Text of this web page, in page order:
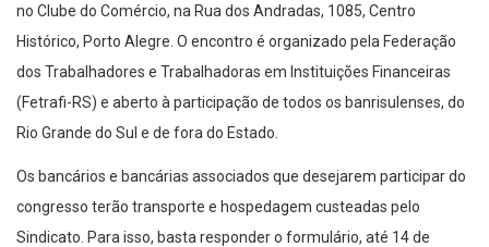
no Clube do Comércio, na Rua dos Andradas, 1085, Centro
Histórico, Porto Alegre. O encontro é organizado pela Federação
dos Trabalhadores e Trabalhadoras em Instituições Financeiras
(Fetrafi-RS) e aberto à participação de todos os banrisulenses, do
Rio Grande do Sul e de fora do Estado.
Os bancários e bancárias associados que desejarem participar do
congresso terão transporte e hospedagem custeadas pelo
Sindicato. Para isso, basta responder o formulário, até 14 de